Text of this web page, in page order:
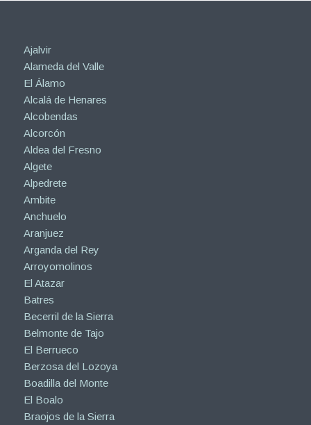
Ajalvir
Alameda del Valle
El Álamo
Alcalá de Henares
Alcobendas
Alcorcón
Aldea del Fresno
Algete
Alpedrete
Ambite
Anchuelo
Aranjuez
Arganda del Rey
Arroyomolinos
El Atazar
Batres
Becerril de la Sierra
Belmonte de Tajo
El Berrueco
Berzosa del Lozoya
Boadilla del Monte
El Boalo
Braojos de la Sierra